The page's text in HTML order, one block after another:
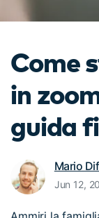
Tip per YouTube
Apprendimento
Come
in
guida
Mario
Jun 12,